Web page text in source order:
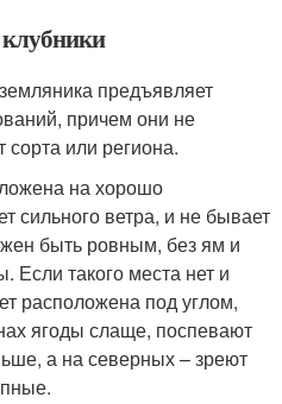
предъявляет
причем они не
или региона.
на хорошо
сильного ветра, и не бывает
быть ровным, без ям и
Если такого места нет и
расположена под углом,
ягоды слаще, поспевают
а на северных – зреют